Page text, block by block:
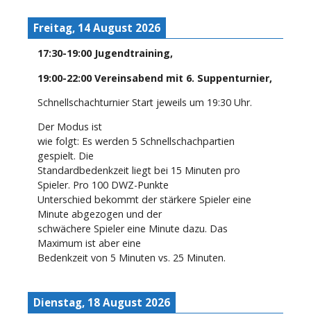
Freitag, 14 August 2026
17:30-19:00 Jugendtraining,
19:00-22:00 Vereinsabend mit 6. Suppenturnier,
Schnellschachturnier Start jeweils um 19:30 Uhr.
Der Modus ist
wie folgt: Es werden 5 Schnellschachpartien
gespielt. Die
Standardbedenkzeit liegt bei 15 Minuten pro
Spieler. Pro 100 DWZ-Punkte
Unterschied bekommt der stärkere Spieler eine
Minute abgezogen und der
schwächere Spieler eine Minute dazu. Das
Maximum ist aber eine
Bedenkzeit von 5 Minuten vs. 25 Minuten.
Dienstag, 18 August 2026